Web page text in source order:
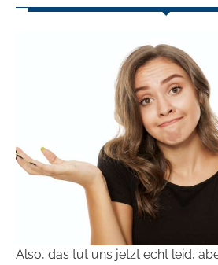
Also, das tut uns jetzt echt leid,